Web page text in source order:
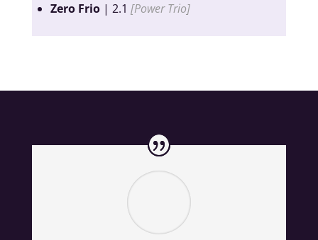
Zero Frio| 2.1 [Power Trio]